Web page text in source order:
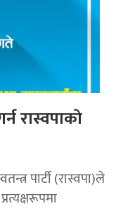
रास्वपाको
पार्टी (रास्वपा)ले